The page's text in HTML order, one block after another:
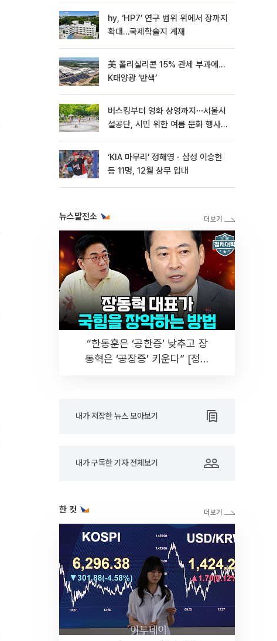
hy, ‘HP7’ 연구 범위 위에서 장까지
확대…국제학술지 게재
美 폴리실리콘 15% 관세 부과에…
K태양광 ‘반색’
버스킹부터 영화 상영까지⋯서울시
설공단, 시민 위한 여름 문화 행사
‘KIA 마무리’ 정해영ㆍ삼성 이승현
등 11명, 12월 상무 입대
뉴스발전소
“한동훈은 ‘공한증’ 낮추고 장
동혁은 ‘공장증’ 키운다” [정치
내가 저장한 뉴스 모아보기
내가 구독한 기자 전체보기
한 컷